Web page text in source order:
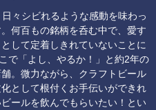
々シビれるような感動を味わっ
何百もの銘柄を呑む中で、愛す
して定着しきれていないことに
で「よし、やるか！」と約2年の
。微力ながら、クラフトビール
として根付くお手伝いができれ
ールを飲んでもらいたい！とい